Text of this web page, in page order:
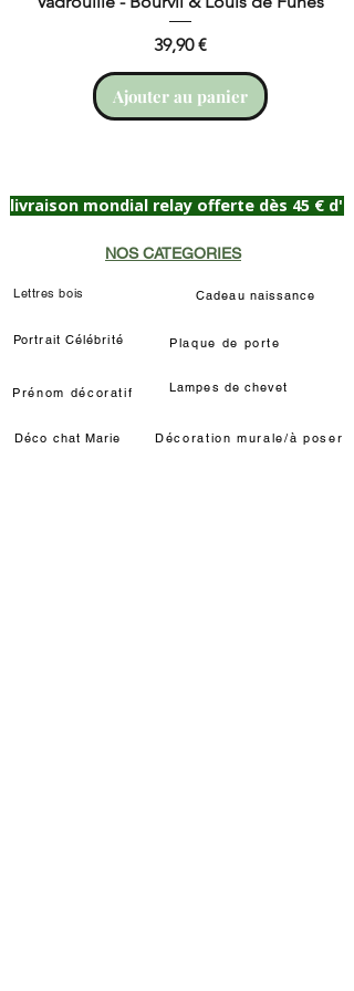
Prix
39,90 €
Ajouter au panier
livraison mondial relay offerte dès 45 €
NOS CATEGORIES
Lettres bois
Portrait Célébrité
Prénom décoratif
Déco chat Marie
Cadeau naissance
Plaque de porte
Lampes de chevet
Décoration murale/à poser